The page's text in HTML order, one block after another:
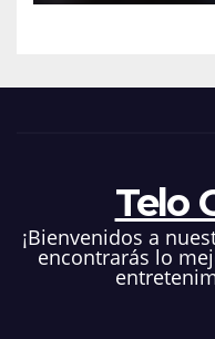
Telo
¡Bienvenidos a
encontrarás lo